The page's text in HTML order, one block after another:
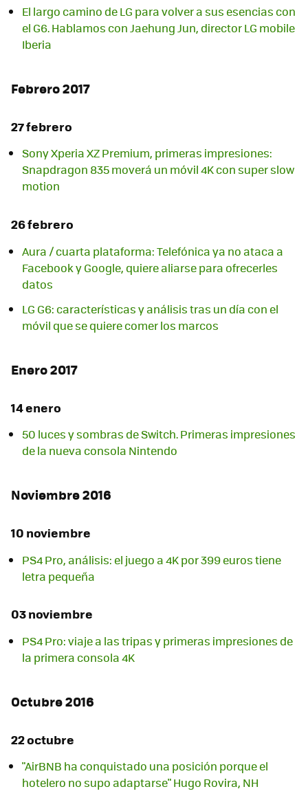
El largo camino de LG para volver a sus esencias con
el G6. Hablamos con Jaehung Jun, director LG mobile
Iberia
Febrero 2017
27 febrero
Sony Xperia XZ Premium, primeras impresiones:
Snapdragon 835 moverá un móvil 4K con super slow
motion
26 febrero
Aura / cuarta plataforma: Telefónica ya no ataca a
Facebook y Google, quiere aliarse para ofrecerles
datos
LG G6: características y análisis tras un día con el
móvil que se quiere comer los marcos
Enero 2017
14 enero
50 luces y sombras de Switch. Primeras impresiones
de la nueva consola Nintendo
Noviembre 2016
10 noviembre
PS4 Pro, análisis: el juego a 4K por 399 euros tiene
letra pequeña
03 noviembre
PS4 Pro: viaje a las tripas y primeras impresiones de
la primera consola 4K
Octubre 2016
22 octubre
"AirBNB ha conquistado una posición porque el
hotelero no supo adaptarse" Hugo Rovira, NH